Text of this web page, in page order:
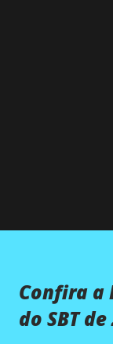
Confira a
do SBT